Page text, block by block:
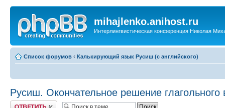
mihajlenko.anihost.ru
Интерлингвистическая конференция Николая
Список форумов ‹ Калькирующий язык Русиш (с английского)
Русиш. Окончательное решение глагольного
Ответить